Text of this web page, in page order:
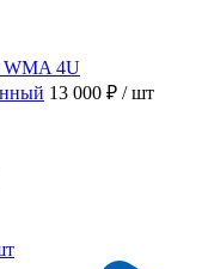
WMA 4U
13 000 ₽ / шт